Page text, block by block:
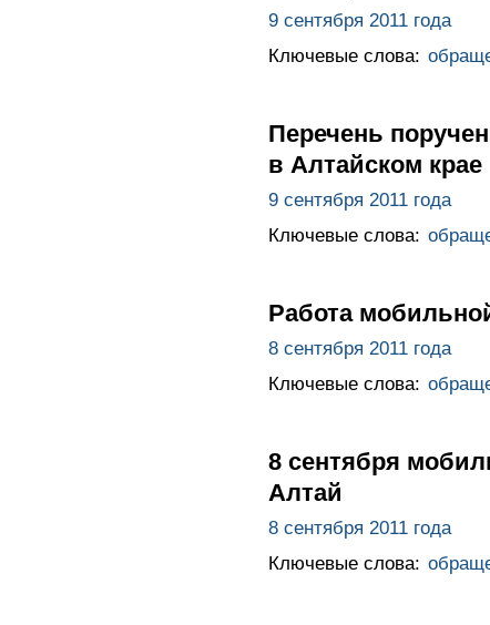
9 сентября 2011 года
Ключевые слова:
Перечень
в Алтайском крае
9 сентября 2011 года
Ключевые слова:
Работа
8 сентября 2011 года
Ключевые слова:
8 сентября
Алтай
8 сентября 2011 года
Ключевые слова: